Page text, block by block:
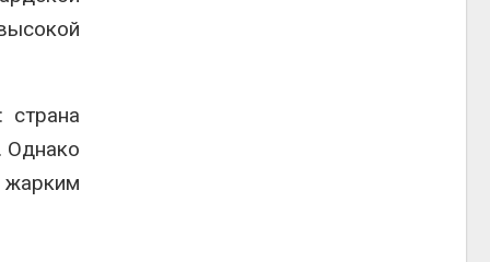
Однако